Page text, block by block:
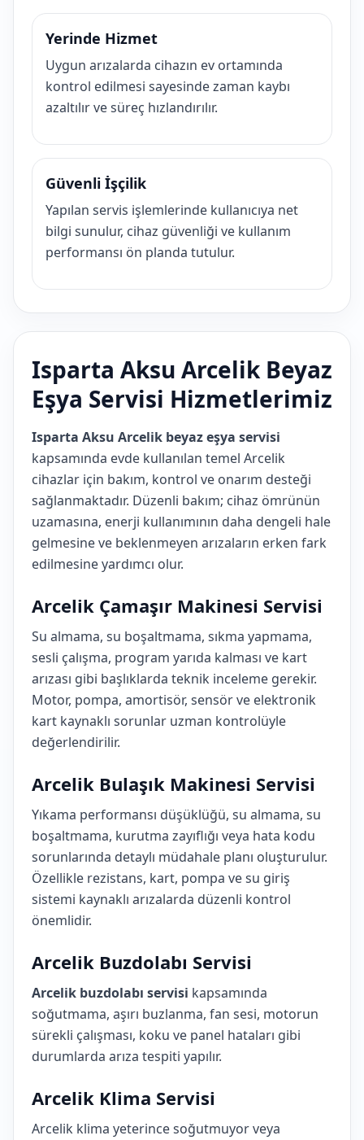
Yerinde Hizmet
Uygun arızalarda cihazın ev ortamında
kontrol edilmesi sayesinde zaman kaybı
azaltılır ve süreç hızlandırılır.
Güvenli İşçilik
Yapılan servis işlemlerinde kullanıcıya net
bilgi sunulur, cihaz güvenliği ve kullanım
performansı ön planda tutulur.
Isparta Aksu Arcelik Beyaz
Eşya Servisi Hizmetlerimiz
Isparta Aksu Arcelik beyaz eşya servisi
kapsamında evde kullanılan temel Arcelik
cihazlar için bakım, kontrol ve onarım desteği
sağlanmaktadır. Düzenli bakım; cihaz ömrünün
uzamasına, enerji kullanımının daha dengeli hale
gelmesine ve beklenmeyen arızaların erken fark
edilmesine yardımcı olur.
Arcelik Çamaşır Makinesi Servisi
Su almama, su boşaltmama, sıkma yapmama,
sesli çalışma, program yarıda kalması ve kart
arızası gibi başlıklarda teknik inceleme gerekir.
Motor, pompa, amortisör, sensör ve elektronik
kart kaynaklı sorunlar uzman kontrolüyle
değerlendirilir.
Arcelik Bulaşık Makinesi Servisi
Yıkama performansı düşüklüğü, su almama, su
boşaltmama, kurutma zayıflığı veya hata kodu
sorunlarında detaylı müdahale planı oluşturulur.
Özellikle rezistans, kart, pompa ve su giriş
sistemi kaynaklı arızalarda düzenli kontrol
önemlidir.
Arcelik Buzdolabı Servisi
Arcelik buzdolabı servisi kapsamında
soğutmama, aşırı buzlanma, fan sesi, motorun
sürekli çalışması, koku ve panel hataları gibi
durumlarda arıza tespiti yapılır.
Arcelik Klima Servisi
Arcelik klima yeterince soğutmuyor veya